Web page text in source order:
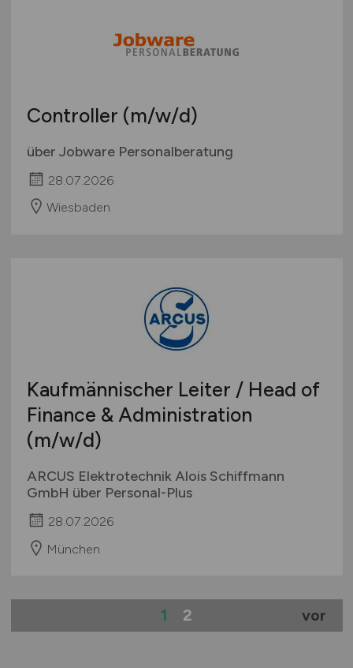
Controller (m/w/d)
über Jobware Personalberatung
28.07.2026
Wiesbaden
Kaufmännischer Leiter / Head of
Finance & Administration
(m/w/d)
ARCUS Elektrotechnik Alois Schiffmann
GmbH über Personal-Plus
28.07.2026
München
1 2 vor